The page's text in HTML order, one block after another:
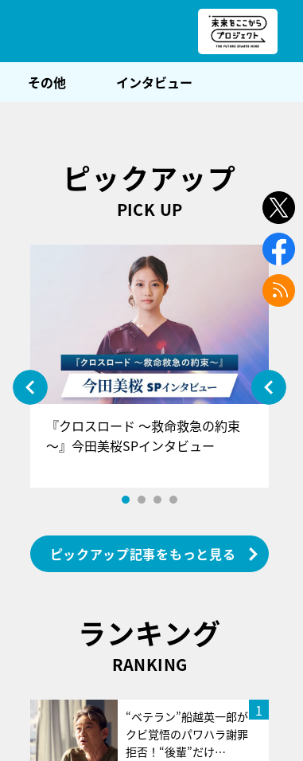
その他 インタビュー
ピックアップ
PICK UP
『クロスロード ～救命救急の約束
～』今田美桜SPインタビュー
ピックアップ記事をもっと見る
ランキング
RANKING
1
“ベテラン”船越英一郎が
クビ覚悟のパワハラ謝罪
拒否！“後輩”だけ…